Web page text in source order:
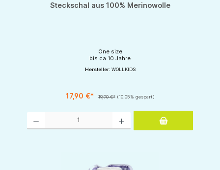
Steckschal aus 100% Merinowolle
One size
bis ca 10 Jahre
Hersteller: WOLLKIDS
17,90 €* 19,90 €* (10.05% gespart)